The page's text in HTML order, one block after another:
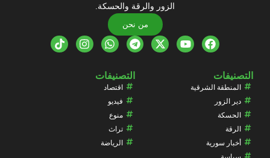
الزور والرقة والحسكة.
من نحن
التصنيفات
المنطقة الشرقية
دير الزور
الحسكة
الرقة
أخبار سورية
التصنيفات
اقتصاد
فيديو
منوع
تراث
الرياضة